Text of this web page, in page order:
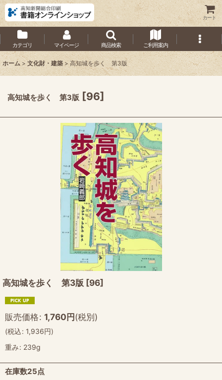
カート
カテゴリ マイページ 商品検索 ご利用案内
ホーム > 文化財・建築 > 高知城を歩く 第3版
高知城を歩く 第3版 [96]
高知城を歩く 第3版 [96]
販売価格: 1,760円(税別)
(税込: 1,936円)
重み: 239g
在庫数25点